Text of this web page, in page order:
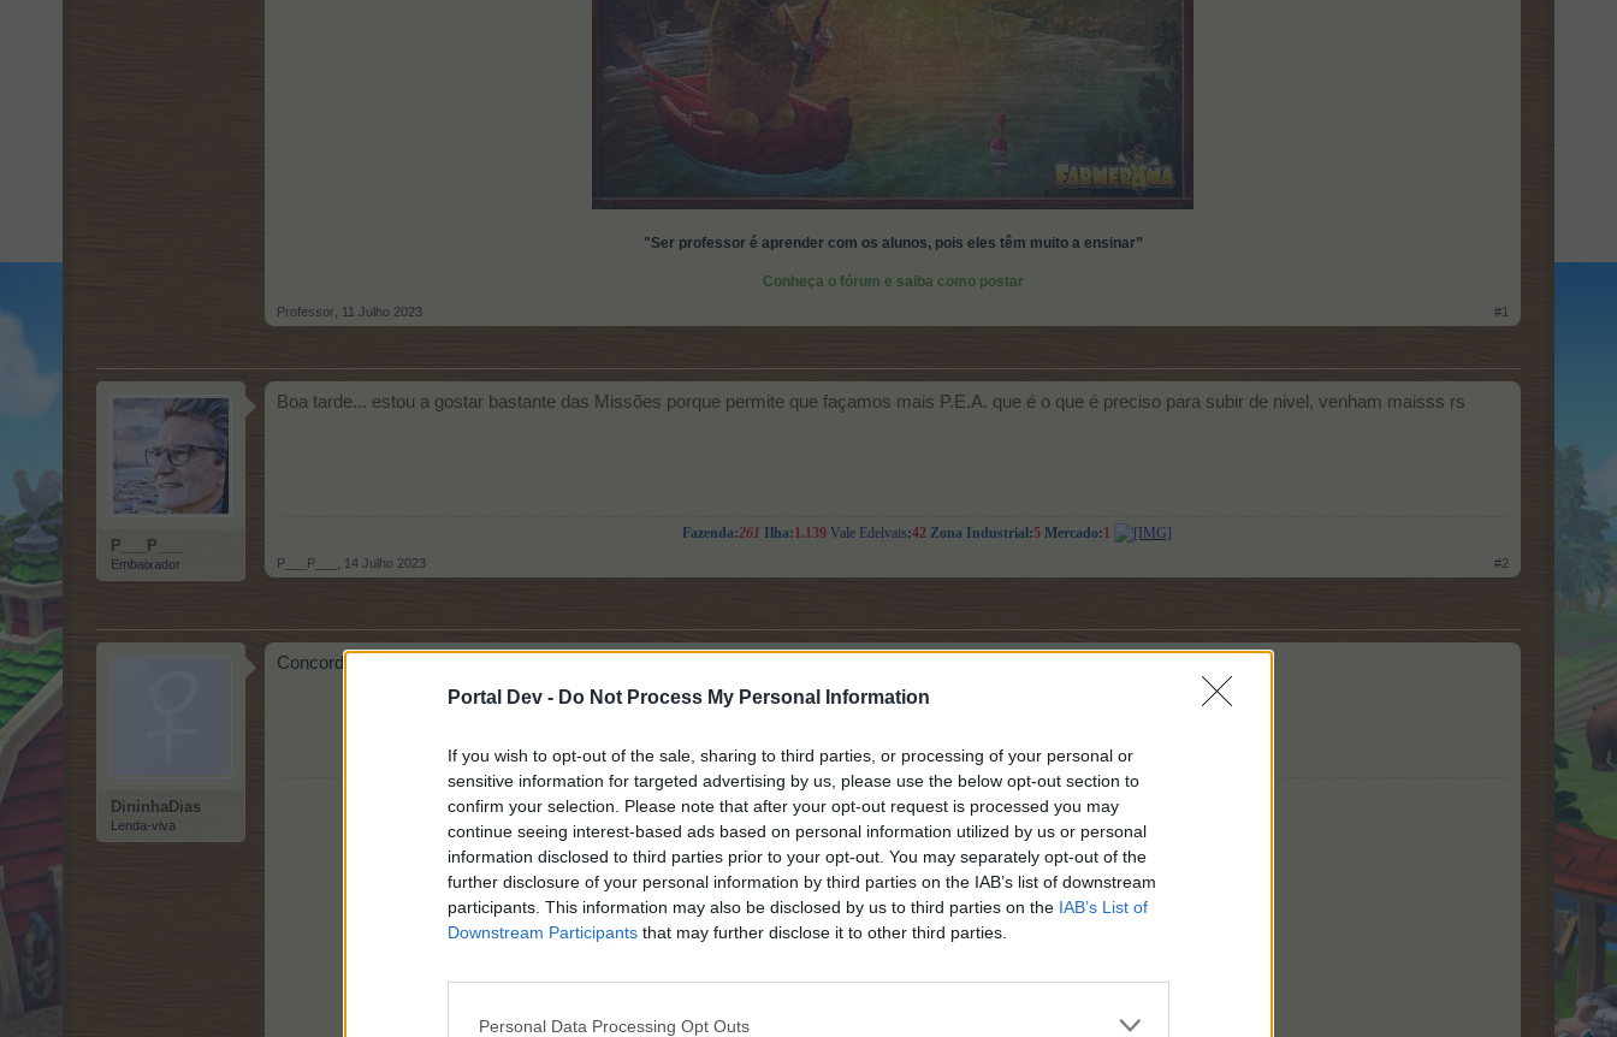
Portal Dev - Do Not Process My Personal Information
If you wish to opt-out of the sale, sharing to third parties, or processing of your personal or
sensitive information for targeted advertising by us, please use the below opt-out section to
confirm your selection. Please note that after your opt-out request is processed you may
continue seeing interest-based ads based on personal information utilized by us or personal
information disclosed to third parties prior to your opt-out. You may separately opt-out of the
further disclosure of your personal information by third parties on the IAB’s list of downstream
participants. This information may also be disclosed by us to third parties on the IAB’s List of
Downstream Participants that may further disclose it to other third parties.
Personal Data Processing Opt Outs
"Ser professor é aprender com os alunos, pois eles têm muito a ensinar”
Conheça o fórum e saiba como postar
Professor 11 Julho 2023 #1
P___P___
Embaixador
Boa tarde... estou a gostar bastante das Missões porque permite que façamos mais P.E.A. que é o que é preciso para subir de nivel, venham maisss rs
Fazenda:261 Ilha:1.139 Vale Edelvais:42 Zona Industrial:5 Mercado:1
P___P___ 14 Julho 2023 #2
DininhaDias
Lenda-viva
Concordo com você P__P__ vieram mesmo em boa hora estas missões.